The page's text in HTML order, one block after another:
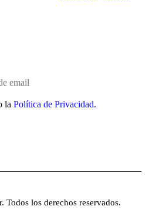
la Política de Privacidad.
Todos los derechos reservados.